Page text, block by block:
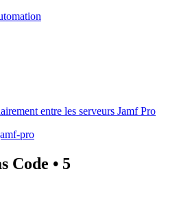
entre les serveurs Jamf Pro
pro
Code • 5